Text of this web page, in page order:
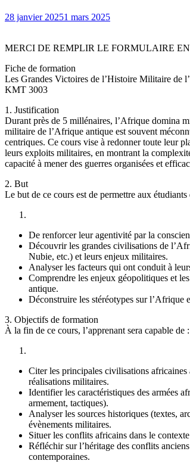
28 janvier 20251 mars 2025
MERCI DE REMPLIR LE FORMULAIRE
Fiche de formation
Les Grandes Victoires de l’Histoire Militaire de
KMT 3003
1. Justification
Durant près de 5 millénaires, l’Afrique domina
militaire de l’Afrique antique est souvent
centriques. Ce cours vise à redonner toute leur
leurs exploits militaires, en montrant la
capacité à mener des guerres organisées et
2. But
Le but de ce cours est de permettre aux étudiants
De renforcer leur agentivité par la
Découvrir les grandes civilisations de
Nubie, etc.) et leurs enjeux militaires.
Analyser les facteurs qui ont conduit à
Comprendre les enjeux géopolitiques et
antique.
Déconstruire les stéréotypes sur l’Afrique
3. Objectifs de formation
À la fin de ce cours, l’apprenant sera capable de :
Citer les principales civilisations africaines
réalisations militaires.
Identifier les caractéristiques des armées
armement, tactiques).
Analyser les sources historiques (textes,
évènements militaires.
Situer les conflits africains dans le
Réfléchir sur l’héritage des conflits
contemporaines.